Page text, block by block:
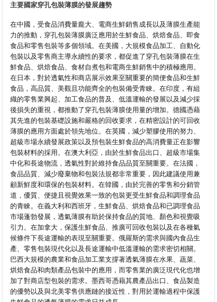
主要國家穿孔包裝薄膜的發展趨勢
在中國，受食品消費量龐大、電商生鮮銷售成長以及薄膜生產能
力的推動，穿孔包裝薄膜廣泛應用於生鮮食品、烘焙食品、即食
食品和零售包裝等多個領域。在美國，大規模食品加工、自動化
包裝以及零售商主導永續性的要求，都促進了穿孔包裝薄膜在生
鮮食品、烘焙食品、食材自煮包和電商生鮮銷售中的積極應用。
在日本，對於透氣性和商店展示效果至關重要的簡便食品和生鮮
食品，高品質、美觀且功能齊全的包裝備受青睞。在印度，有組
織的零售業興起、加工食品的普及、低溫運輸的發展以及減少採
後損失的重視，都推動了穿孔包裝薄膜使用量的增加。德國憑藉
其先進的包裝基礎設施和嚴格的回收要求，在精密設計的可回收
薄膜的應用方面處於領先地位。在英國，減少塑膠使用的努力、
超級市場永續發展政策以及預包裝生鮮食品的高消費量正在影響
包裝材料的採用。在澳大利亞，由於生鮮食品出口、超級市場集
中化和長途物流，透氣性對於維持食品品質至關重要。在法國，
食品品質、減少廢棄物和包裝法規都非常重要，因此建議使用兼
顧新鮮度和環保的包裝材料。在韓國，由於完善的零售和分銷管
道，優質、便捷且視覺效果一致的包裝更受生鮮食品和調理食品
的青睞。在義大利和西班牙，生鮮食品、烘焙食品和已調理食品
市場蓬勃發展，透氣薄膜有助於保持食品的質地、顏色和視覺吸
引力。在加拿大，保護生鮮食品、推廣可回收包裝以及在各種氣
候條件下長途運輸的表現至關重要。俄羅斯的需求與國內食品生
產、零售包裝現代化以及長途運輸中低溫運輸的需求密切相關。
巴西大規模的農業和食品加工業支撐著透氣薄膜在水果、蔬菜、
烘焙食品和肉類產品包裝中的應用，而零售業的廣泛現代化也增
加了對商店型包裝的需求。墨西哥憑藉其農產品出口、食品製造
的優勢以及與北美零售供應鏈的接近性，對用於運輸過程中保護